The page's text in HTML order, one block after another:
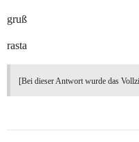
gruß
rasta
[Bei dieser Antwort wurde das